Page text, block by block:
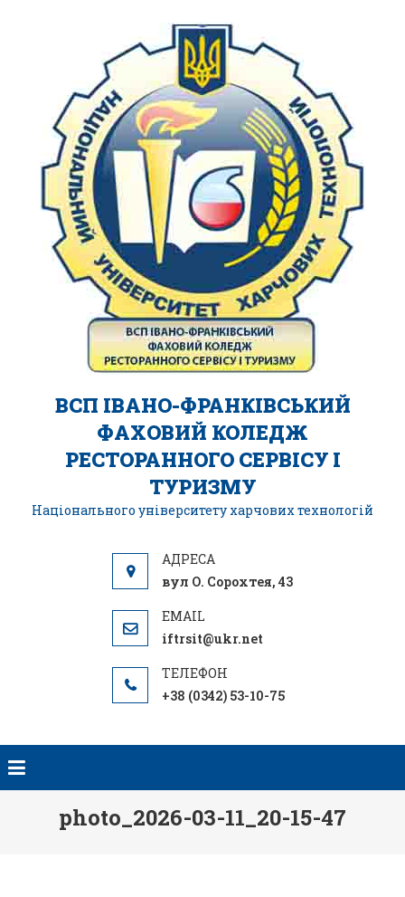
ВСП ІВАНО-ФРАНКІВСЬКИЙ
ФАХОВИЙ КОЛЕДЖ
РЕСТОРАННОГО СЕРВІСУ І
ТУРИЗМУ
Національного університету харчових технологій
вул О. Сорохтея, 43
iftrsit@ukr.net
+38 (0342) 53-10-75
photo_2026-03-11_20-15-47